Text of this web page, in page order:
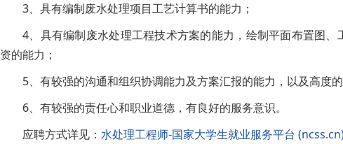
3、具有编制废水处理项目工艺计算书的能力；
4、具有编制废水处理工程技术方案的能力，绘制平面布置图
资的能力；
5、有较强的沟通和组织协调能力及方案汇报的能力，以及高度的
6、有较强的责任心和职业道德，有良好的服务意识。
应聘方式详见： 水处理工程师-国家大学生就业服务平台